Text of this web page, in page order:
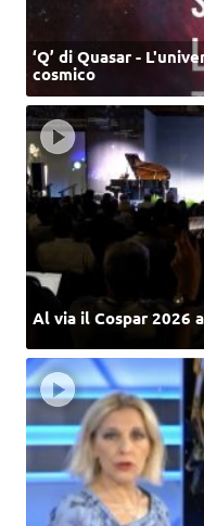
‘Q’ di Quasar -
cosmico
Al via il Cospar 2026